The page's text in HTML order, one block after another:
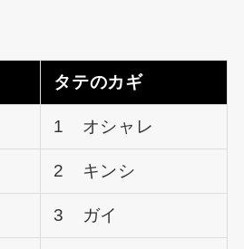
タテのカギ
1 オシャレ
2 キンシ
3 ガイ